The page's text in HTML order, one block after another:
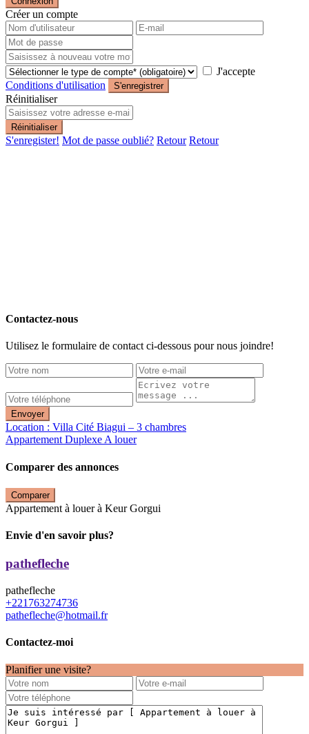
Créer un compte
J'accepte
Conditions d'utilisation
S'enregistrer
Réinitialiser
Réinitialiser
S'enregister! Mot de passe oublié? Retour Retour
Contactez-nous
Utilisez le formulaire de contact ci-dessous pour nous joindre!
Envoyer
Location : Villa Cité Biagui – 3 chambres
Appartement Duplexe A louer
Comparer des annonces
Comparer
Appartement à louer à Keur Gorgui
Envie d'en savoir plus?
pathefleche
pathefleche
+221763274736
pathefleche@hotmail.fr
Contactez-moi
Planifier une visite?